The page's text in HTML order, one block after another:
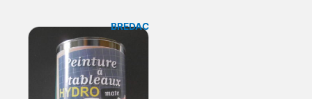
BREDAC